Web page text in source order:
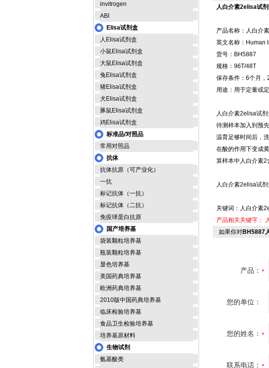
invitrogen
ABI
Elisa试剂盒
人Elisa试剂盒
小鼠Elisa试剂盒
大鼠Elisa试剂盒
兔Elisa试剂盒
猪Elisa试剂盒
犬Elisa试剂盒
豚鼠Elisa试剂盒
鸡Elisa试剂盒
标准品/对照品
常用对照品
抗体
抗体抗原（可产业化）
一抗
标记抗体（一抗）
标记抗体（二抗）
免疫球蛋白抗原
国产培养基
袋装颗粒培养基
瓶装颗粒培养基
显色培养基
美国药典培养基
欧洲药典培养基
2010版中国药典培养基
临床检验培养基
食品卫生检验培养基
培养基原材料
生物试剂
氨基酸类
人白介素2elisa试
产品名称：人白介
英文名称：Human
货号：BH5887
规格：96T/48T
保存条件：6个月，
用途：用于定量或
人白介素2elisa试
待测样本加入到预
温育足够时间后，
在酸的作用下变成
算样本中人白介素2
人白介素2elisa试
关键词：人白介素
产品相关关键字：
如果你对BH5887
产品：
您的单位：
您的姓名：
联系电话：